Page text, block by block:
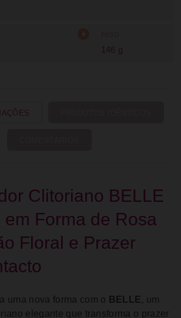
146 g
Clitoriano BELLE
em Forma de Rosa
Floral e Prazer
uma nova forma com o BELLE , um
elegante que transforma o prazer